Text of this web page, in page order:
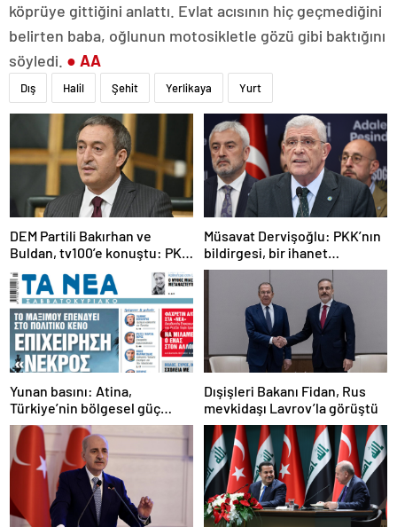
köprüye gittiğini anlattı. Evlat acısının hiç geçmediğini
belirten baba, oğlunun motosikletle gözü gibi baktığını
söyledi. ● AA
Dış Halil Şehit Yerlikaya Yurt
DEM Partili Bakırhan ve
Buldan, tv100’e konuştu: PKK
ne zaman kendini feshedecek
Müsavat Dervişoğlu: PKK’nın
bildirgesi, bir ihanet
açıklamasıdır
Yunan basını: Atina,
Türkiye’nin bölgesel güç
olmasını durduramadı
Dışişleri Bakanı Fidan, Rus
mevkidaşı Lavrov’la görüştü